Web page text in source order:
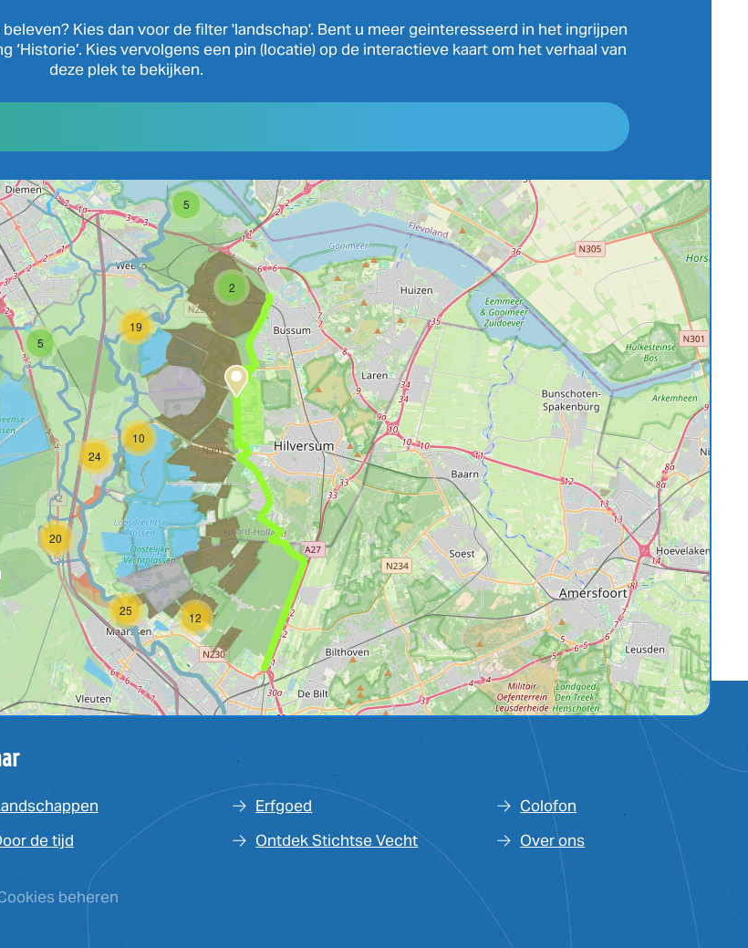
Kies dan voor de filter 'landschap'. Bent u meer geinteresseerd in het ingrijpen
‘Historie’. Kies vervolgens een pin (locatie) op de interactieve kaart om het verhaal van
deze plek te bekijken.
2
5
19
12
25
5
10
24
20
de tijd
Erfgoed
Ontdek Stichtse Vecht
Colofon
Over ons
beheren